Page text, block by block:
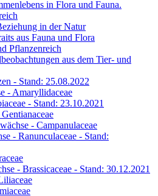
in Flora und Fauna.
in der Natur
aus Fauna und Flora
Pflanzenreich
aus dem Tier- und
- Stand: 25.08.2022
- Amaryllidaceae
- Stand: 23.10.2021
- Campanulaceae
- Ranunculaceae - Stand:
- Brassicaceae - Stand: 30.12.2021